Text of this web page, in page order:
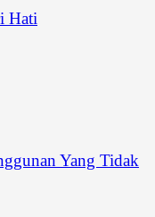
Hati
Yang Tidak